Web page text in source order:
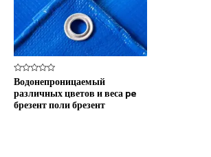
Оценка
0
из
5
Водонепроницаемый
различных цветов и веса pe
брезент поли брезент